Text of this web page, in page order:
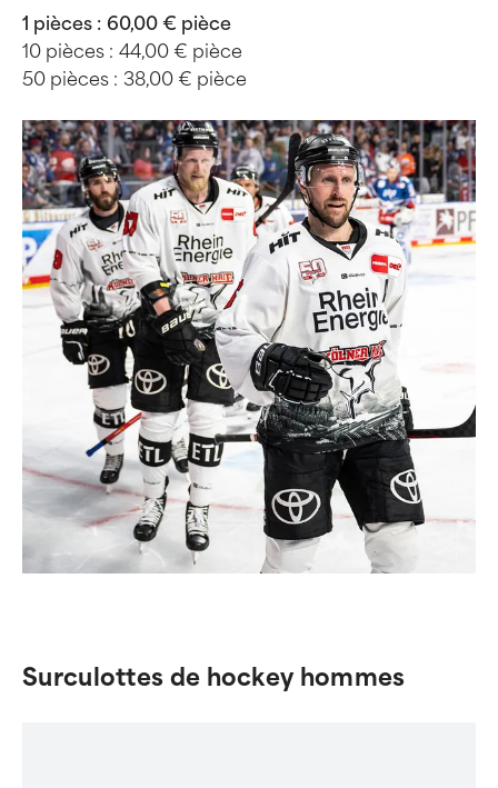
1 pièces : 60,00 € pièce
10 pièces : 44,00 € pièce
50 pièces : 38,00 € pièce
Surculottes de hockey hommes